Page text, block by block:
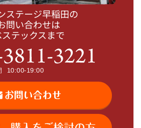
ステージ早稲田の
問い合わせは
ステックスまで